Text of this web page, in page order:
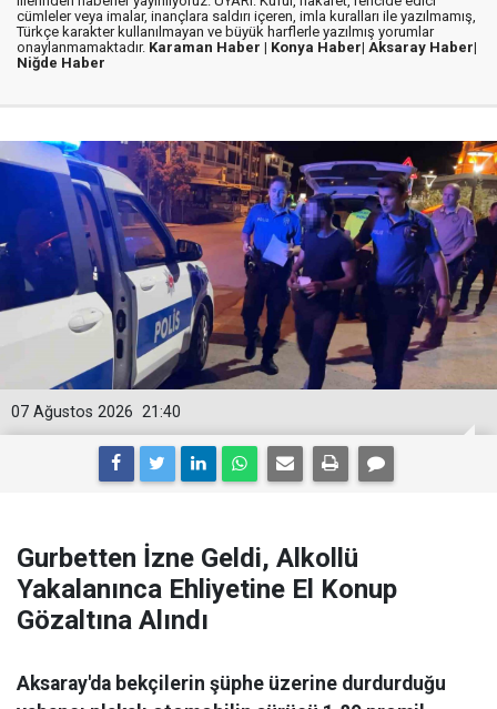
cümleler veya imalar, inançlara saldırı içeren, imla kuralları ile yazılmamış,
Türkçe karakter kullanılmayan ve büyük harflerle yazılmış yorumlar
onaylanmamaktadır. Karaman Haber | Konya Haber| Aksaray Haber|
Niğde Haber
21:40
07 Ağustos 2026
Gurbetten İzne Geldi, Alkollü
Yakalanınca Ehliyetine El Konup
Gözaltına Alındı
Aksaray'da bekçilerin şüphe üzerine durdurduğu